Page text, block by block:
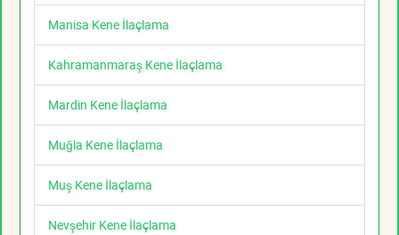
Manisa Kene İlaçlama
Kahramanmaraş Kene İlaçlama
Mardin Kene İlaçlama
Muğla Kene İlaçlama
Muş Kene İlaçlama
Nevşehir Kene İlaçlama